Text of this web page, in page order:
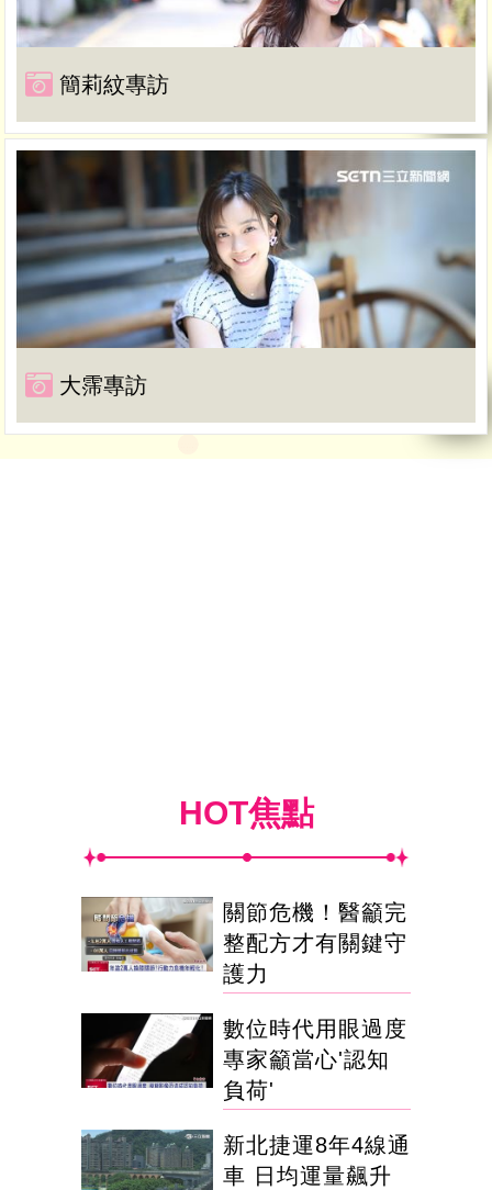
簡莉紋專訪
大霈專訪
HOT焦點
關節危機！醫籲完
整配方才有關鍵守
護力
數位時代用眼過度
專家籲當心'認知
負荷'
新北捷運8年4線通
車 日均運量飆升